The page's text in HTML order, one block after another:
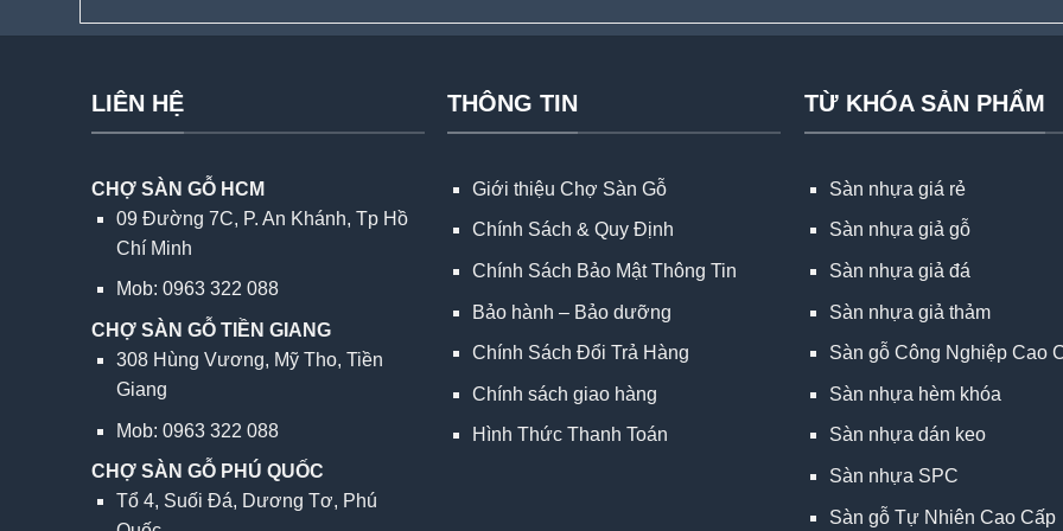
LIÊN HỆ
CHỢ SÀN GỖ HCM
09 Đường 7C, P. An Khánh, Tp Hồ
Chí Minh
Mob: 0963 322 088
CHỢ SÀN GỖ TIỀN GIANG
308 Hùng Vương, Mỹ Tho, Tiền
Giang
Mob: 0963 322 088
CHỢ SÀN GỖ PHÚ QUỐC
Tổ 4, Suối Đá, Dương Tơ, Phú
THÔNG TIN
Giới thiệu Chợ Sàn Gỗ
Chính Sách & Quy Định
Chính Sách Bảo Mật Thông Tin
Bảo hành – Bảo dưỡng
Chính Sách Đổi Trả Hàng
Chính sách giao hàng
Hình Thức Thanh Toán
TỪ KHÓA SẢN PHẨM
Sàn nhựa giá rẻ
Sàn nhựa giả gỗ
Sàn nhựa giả đá
Sàn nhựa giả thảm
Sàn gỗ Công Nghiệp Cao
Sàn nhựa hèm khóa
Sàn nhựa dán keo
Sàn nhựa SPC
Sàn gỗ Tự Nhiên Cao Cấp